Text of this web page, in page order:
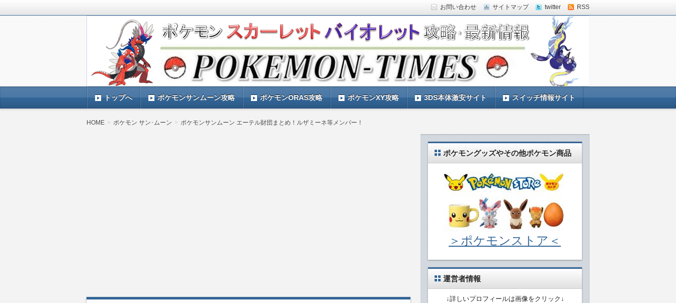
お問い合わせ サイトマップ twitter RSS
ポケモン最新情報まとめ『POKEMON-TIMES』
ポケモンSV(スカーレットバイオレット)の攻略や最新情報などをお届けする『POKEMON-
TIMES』 ポケモンSV(スカーレットバイオレット)の育成論やお得な情報なども紹介していきま
トップへ ポケモンサンムーン攻略 ポケモンORAS攻略 ポケモンXY攻略 3DS本体激安サイト スイッチ情報サイト
HOME ポケモン サン･ムーン ポケモンサンムーン エーテル財団まとめ！ルザミーネ等メンバー！
ポケモングッズやその他ポケモン商品
＞ポケモンストア＜
運営者情報
↓詳しいプロフィールは画像をクリック↓